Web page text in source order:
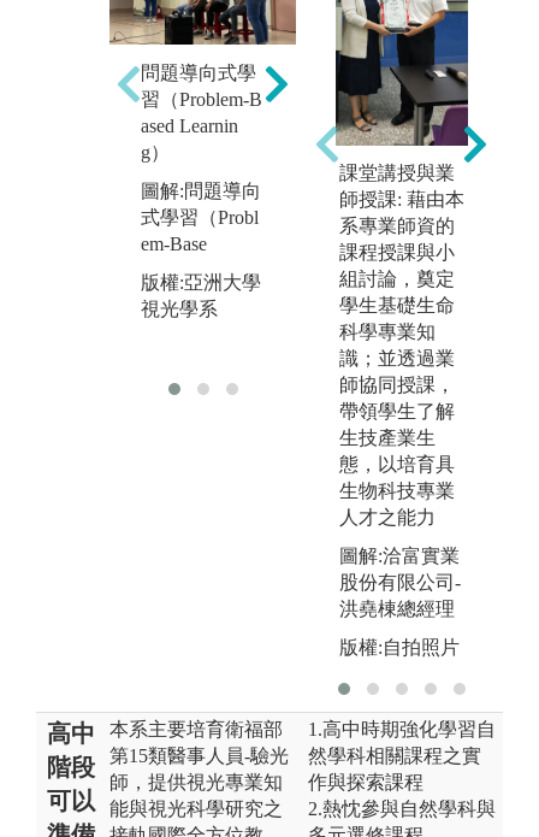
問題導向式學
習（Problem-B
ased Learnin
g）
圖解:問題導向
式學習（Probl
em-Base
版權:亞洲大學
視光學系
翻轉學習
圖解:翻轉學習
版權:亞洲大學
視光學系
課堂講授與業
師授課: 藉由本
系專業師資的
課程授課與小
組討論，奠定
學生基礎生命
科學專業知
識；並透過業
師協同授課，
帶領學生了解
生技產業生
態，以培育具
生物科技專業
人才之能力
圖解:洽富實業
股份有限公司-
洪堯棟總經理
版權:自拍照片
高中
階段
可以
本系主要培育衛福部
第15類醫事人員-驗光
師，提供視光專業知
能與視光科學研究之
1.高中時期強化學習自
然學科相關課程之實
作與探索課程
2.熱忱參與自然學科與